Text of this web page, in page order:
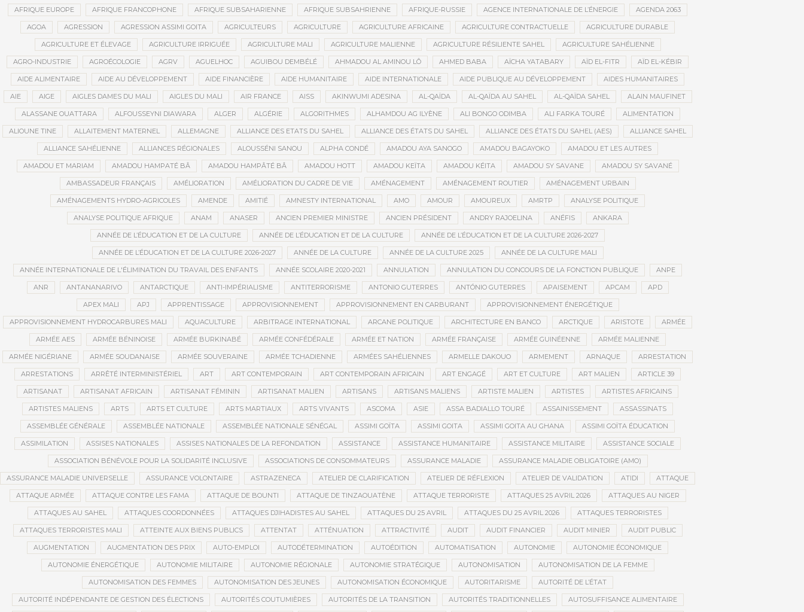
AFRIQUE EUROPE AFRIQUE FRANCOPHONE AFRIQUE SUBSAHARIENNE AFRIQUE SUBSAHRIENNE AFRIQUE-RUSSIE AGENCE INTERNATIONALE DE L’ÉNERGIE AGENDA 2063
AGOA AGRESSION AGRESSION ASSIMI GOITA AGRICULTEURS AGRICULTURE AGRICULTURE AFRICAINE AGRICULTURE CONTRACTUELLE AGRICULTURE DURABLE
AGRICULTURE ET ÉLEVAGE AGRICULTURE IRRIGUÉE AGRICULTURE MALI AGRICULTURE MALIENNE AGRICULTURE RÉSILIENTE SAHEL AGRICULTURE SAHÉLIENNE
AGRO-INDUSTRIE AGROÉCOLOGIE AGRV AGUELHOC AGUIBOU DEMBÉLÉ AHMADOU AL AMINOU LÔ AHMED BABA AÏCHA YATABARY AÏD EL-FITR AÏD EL-KÉBIR
AIDE ALIMENTAIRE AIDE AU DÉVELOPPEMENT AIDE FINANCIÈRE AIDE HUMANITAIRE AIDE INTERNATIONALE AIDE PUBLIQUE AU DÉVELOPPEMENT AIDES HUMANITAIRES
AIE AIGE AIGLES DAMES DU MALI AIGLES DU MALI AIR FRANCE AISS AKINWUMI ADESINA AL-QAÏDA AL-QAÏDA AU SAHEL AL-QAÏDA SAHEL ALAIN MAUFINET
ALASSANE OUATTARA ALFOUSSEYNI DIAWARA ALGER ALGÉRIE ALGORITHMES ALHAMDOU AG ILYÈNE ALI BONGO ODIMBA ALI FARKA TOURÉ ALIMENTATION
ALIOUNE TINE ALLAITEMENT MATERNEL ALLEMAGNE ALLIANCE DES ETATS DU SAHEL ALLIANCE DES ÉTATS DU SAHEL ALLIANCE DES ÉTATS DU SAHEL (AES) ALLIANCE SAHEL
ALLIANCE SAHÉLIENNE ALLIANCES RÉGIONALES ALOUSSÉNI SANOU ALPHA CONDÉ AMADOU AYA SANOGO AMADOU BAGAYOKO AMADOU ET LES AUTRES
AMADOU ET MARIAM AMADOU HAMPATÉ BÂ AMADOU HAMPÂTÉ BÂ AMADOU HOTT AMADOU KEÏTA AMADOU KÉITA AMADOU SY SAVANE AMADOU SY SAVANÉ
AMBASSADEUR FRANÇAIS AMÉLIORATION AMÉLIORATION DU CADRE DE VIE AMÉNAGEMENT AMÉNAGEMENT ROUTIER AMÉNAGEMENT URBAIN
AMÉNAGEMENTS HYDRO-AGRICOLES AMENDE AMITIÉ AMNESTY INTERNATIONAL AMO AMOUR AMOUREUX AMRTP ANALYSE POLITIQUE
ANALYSE POLITIQUE AFRIQUE ANAM ANASER ANCIEN PREMIER MINISTRE ANCIEN PRÉSIDENT ANDRY RAJOELINA ANÉFIS ANKARA
ANNÉE DE L’ÉDUCATION ET DE LA CULTURE ANNÉE DE L’ÉDUCATION ET DE LA CULTURE ANNÉE DE L’ÉDUCATION ET DE LA CULTURE 2026-2027
ANNÉE DE L’ÉDUCATION ET DE LA CULTURE 2026-2027 ANNÉE DE LA CULTURE ANNÉE DE LA CULTURE 2025 ANNÉE DE LA CULTURE MALI
ANNÉE INTERNATIONALE DE L'ÉLIMINATION DU TRAVAIL DES ENFANTS ANNÉE SCOLAIRE 2020-2021 ANNULATION ANNULATION DU CONCOURS DE LA FONCTION PUBLIQUE ANPE
ANR ANTANANARIVO ANTARCTIQUE ANTI-IMPÉRIALISME ANTITERRORISME ANTONIO GUTERRES ANTÓNIO GUTERRES APAISEMENT APCAM APD
APEX MALI APJ APPRENTISSAGE APPROVISIONNEMENT APPROVISIONNEMENT EN CARBURANT APPROVISIONNEMENT ÉNERGÉTIQUE
APPROVISIONNEMENT HYDROCARBURES MALI AQUACULTURE ARBITRAGE INTERNATIONAL ARCANE POLITIQUE ARCHITECTURE EN BANCO ARCTIQUE ARISTOTE ARMÉE
ARMÉE AES ARMÉE BÉNINOISE ARMÉE BURKINABÉ ARMÉE CONFÉDÉRALE ARMÉE ET NATION ARMÉE FRANÇAISE ARMÉE GUINÉENNE ARMÉE MALIENNE
ARMÉE NIGÉRIANE ARMÉE SOUDANAISE ARMÉE SOUVERAINE ARMÉE TCHADIENNE ARMÉES SAHÉLIENNES ARMELLE DAKOUO ARMEMENT ARNAQUE ARRESTATION
ARRESTATIONS ARRÊTÉ INTERMINISTÉRIEL ART ART CONTEMPORAIN ART CONTEMPORAIN AFRICAIN ART ENGAGÉ ART ET CULTURE ART MALIEN ARTICLE 39
ARTISANAT ARTISANAT AFRICAIN ARTISANAT FÉMININ ARTISANAT MALIEN ARTISANS ARTISANS MALIENS ARTISTE MALIEN ARTISTES ARTISTES AFRICAINS
ARTISTES MALIENS ARTS ARTS ET CULTURE ARTS MARTIAUX ARTS VIVANTS ASCOMA ASIE ASSA BADIALLO TOURÉ ASSAINISSEMENT ASSASSINATS
ASSEMBLÉE GÉNÉRALE ASSEMBLÉE NATIONALE ASSEMBLÉE NATIONALE SÉNÉGAL ASSIMI GOÏTA ASSIMI GOITA ASSIMI GOITA AU GHANA ASSIMI GOÏTA ÉDUCATION
ASSIMILATION ASSISES NATIONALES ASSISES NATIONALES DE LA REFONDATION ASSISTANCE ASSISTANCE HUMANITAIRE ASSISTANCE MILITAIRE ASSISTANCE SOCIALE
ASSOCIATION BÉNÉVOLE POUR LA SOLIDARITÉ INCLUSIVE ASSOCIATIONS DE CONSOMMATEURS ASSURANCE MALADIE ASSURANCE MALADIE OBLIGATOIRE (AMO)
ASSURANCE MALADIE UNIVERSELLE ASSURANCE VOLONTAIRE ASTRAZENECA ATELIER DE CLARIFICATION ATELIER DE RÉFLEXION ATELIER DE VALIDATION ATIDI ATTAQUE
ATTAQUE ARMÉE ATTAQUE CONTRE LES FAMA ATTAQUE DE BOUNTI ATTAQUE DE TINZAOUATÈNE ATTAQUE TERRORISTE ATTAQUES 25 AVRIL 2026 ATTAQUES AU NIGER
ATTAQUES AU SAHEL ATTAQUES COORDONNÉES ATTAQUES DJIHADISTES AU SAHEL ATTAQUES DU 25 AVRIL ATTAQUES DU 25 AVRIL 2026 ATTAQUES TERRORISTES
ATTAQUES TERRORISTES MALI ATTEINTE AUX BIENS PUBLICS ATTENTAT ATTÉNUATION ATTRACTIVITÉ AUDIT AUDIT FINANCIER AUDIT MINIER AUDIT PUBLIC
AUGMENTATION AUGMENTATION DES PRIX AUTO-EMPLOI AUTODÉTERMINATION AUTOÉDITION AUTOMATISATION AUTONOMIE AUTONOMIE ÉCONOMIQUE
AUTONOMIE ÉNERGÉTIQUE AUTONOMIE MILITAIRE AUTONOMIE RÉGIONALE AUTONOMIE STRATÉGIQUE AUTONOMISATION AUTONOMISATION DE LA FEMME
AUTONOMISATION DES FEMMES AUTONOMISATION DES JEUNES AUTONOMISATION ÉCONOMIQUE AUTORITARISME AUTORITÉ DE L’ÉTAT
AUTORITÉ INDÉPENDANTE DE GESTION DES ÉLECTIONS AUTORITÉS COUTUMIÈRES AUTORITÉS DE LA TRANSITION AUTORITÉS TRADITIONNELLES AUTOSUFFISANCE ALIMENTAIRE